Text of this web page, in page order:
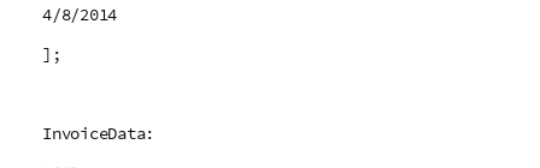
4/8/2014
];
InvoiceData: